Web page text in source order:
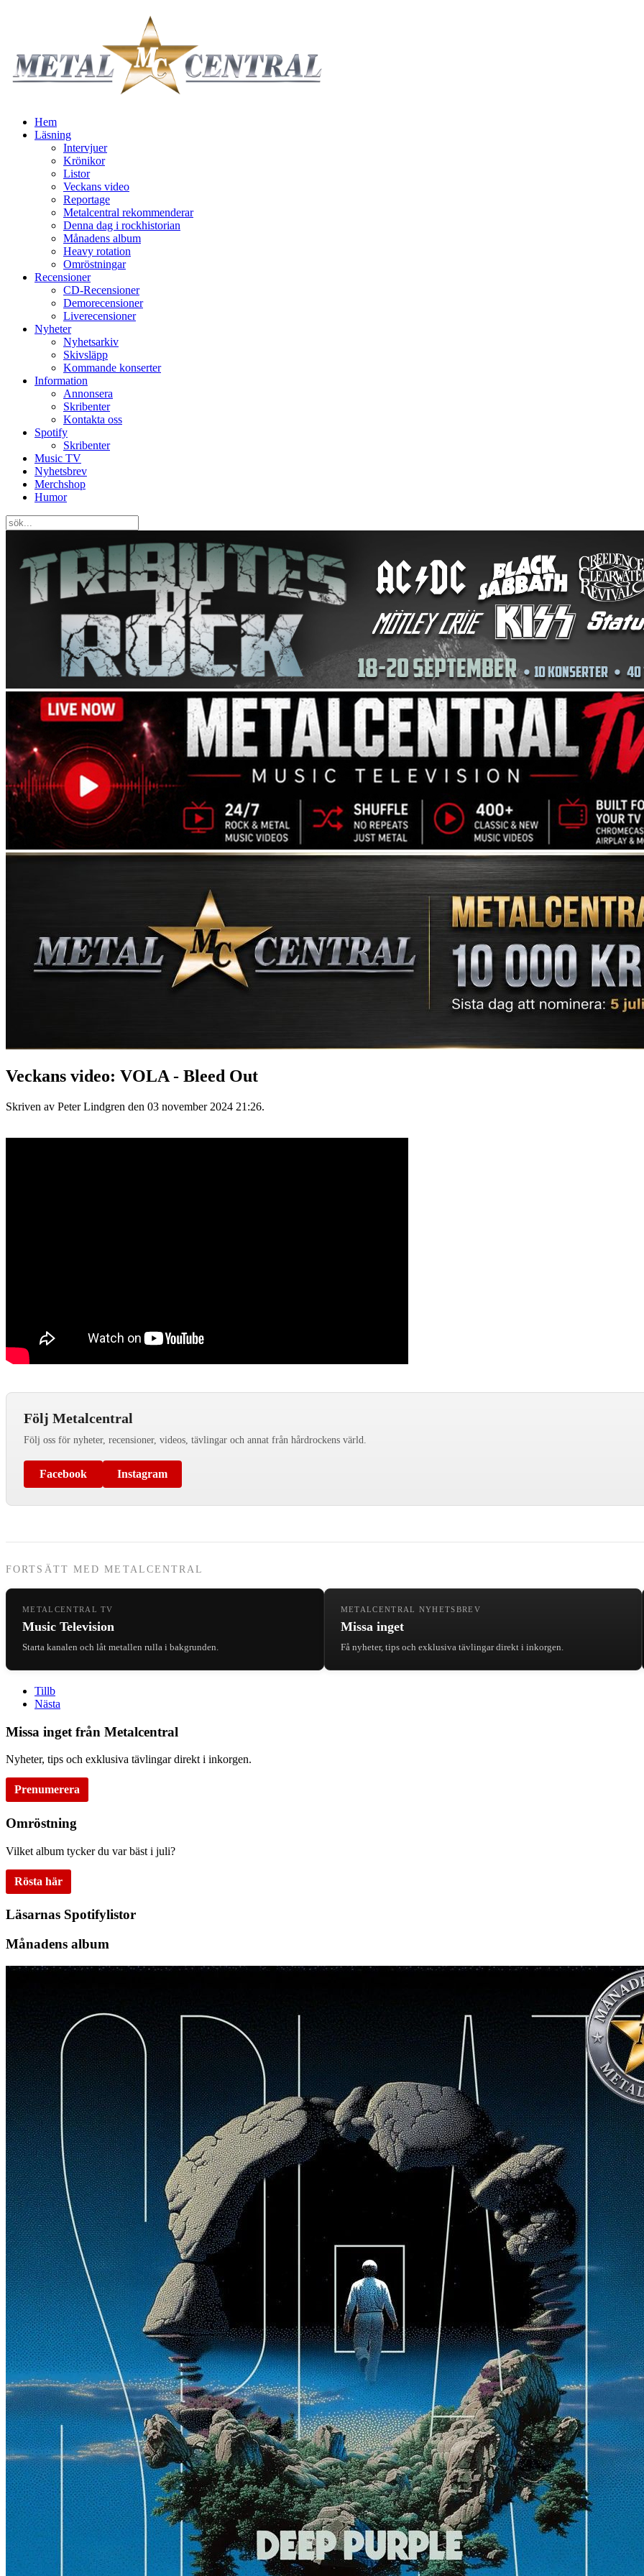
Hem
Läsning
Intervjuer
Krönikor
Listor
Veckans video
Reportage
Metalcentral rekommenderar
Denna dag i rockhistorian
Månadens album
Heavy rotation
Omröstningar
Recensioner
CD-Recensioner
Demorecensioner
Liverecensioner
Nyheter
Nyhetsarkiv
Skivsläpp
Kommande konserter
Information
Annonsera
Skribenter
Kontakta oss
Spotify
Skribenter
Music TV
Nyhetsbrev
Merchshop
Humor
Veckans video: VOLA - Bleed Out
Skriven av Peter Lindgren den 03 november 2024 21:26.
Följ Metalcentral
Följ oss för nyheter, recensioner, videos, tävlingar och annat från hårdrockens värld.
Facebook Instagram
FORTSÄTT MED METALCENTRAL
METALCENTRAL TV
Music Television
Starta kanalen och låt metallen rulla i bakgrunden.
METALCENTRAL NYHETSBREV
Missa inget
Få nyheter, tips och exklusiva tävlingar direkt i inkorgen.
Tillb
Nästa
Missa inget från Metalcentral
Nyheter, tips och exklusiva tävlingar direkt i inkorgen.
Prenumerera
Omröstning
Vilket album tycker du var bäst i juli?
Rösta här
Läsarnas Spotifylistor
Månadens album